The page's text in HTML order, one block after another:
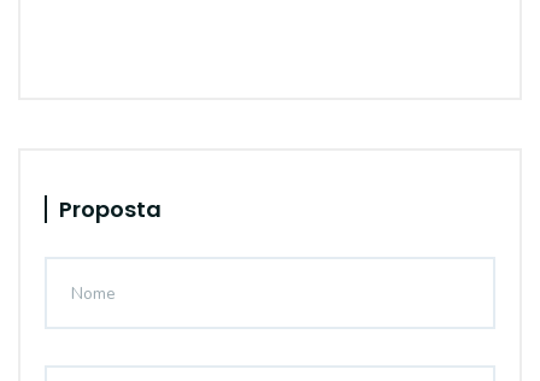
Proposta